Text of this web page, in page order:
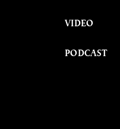
VIDEO
PODCAST